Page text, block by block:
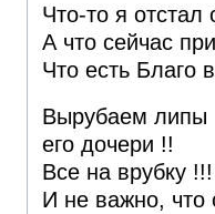
Что-то я отстал
А что сейчас
Что есть Благо
Вырубаем липы
его дочери !!
Все на врубку
И не важно, что